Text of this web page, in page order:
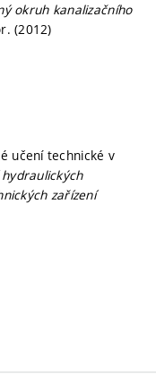
okruh kanalizačního
(2012)
učení technické v
zařízení